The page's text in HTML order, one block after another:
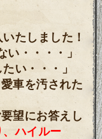
たしました！
い・・・・」
い・・・」
車を汚された
望にお答えし
、ハイルー